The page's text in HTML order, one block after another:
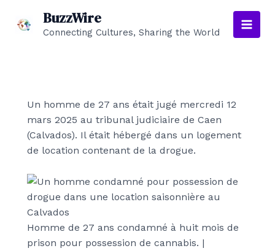
BuzzWire
Connecting Cultures, Sharing the World
Main
Un homme de 27 ans était jugé mercredi 12
mars 2025 au tribunal judiciaire de Caen
(Calvados). Il était hébergé dans un logement
de location contenant de la drogue.
Homme de 27 ans condamné à huit mois de
prison pour possession de cannabis. |